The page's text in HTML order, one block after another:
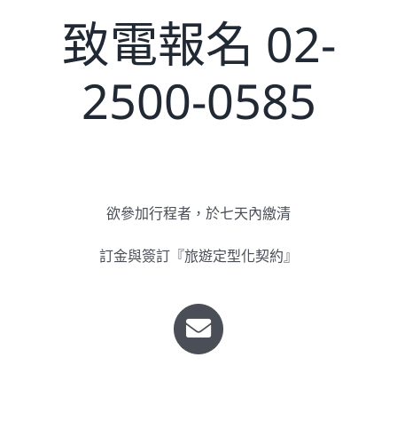
致電報名 02-
2500-0585
欲參加行程者，於七天內繳清
訂金與簽訂『旅遊定型化契約』